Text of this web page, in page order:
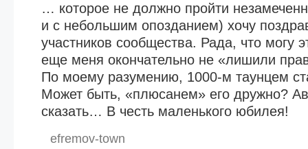
… которое не должно пройти
и с небольшим опозданием) хочу
участников сообщества. Рада, что могу
еще меня окончательно не «лишили
По моему разумению, 1000-м таунцем
Может быть, «плюсанем» его дружно?
сказать… В честь маленького юбилея!
efremov-town